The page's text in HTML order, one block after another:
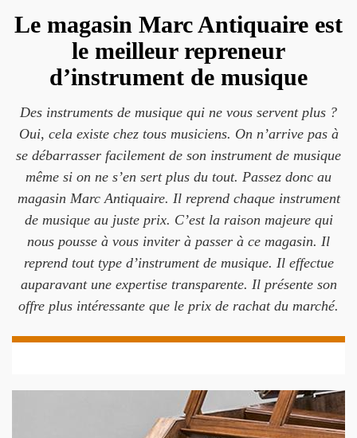
Le magasin Marc Antiquaire est
le meilleur repreneur
d’instrument de musique
Des instruments de musique qui ne vous servent plus ?
Oui, cela existe chez tous musiciens. On n’arrive pas à
se débarrasser facilement de son instrument de musique
même si on ne s’en sert plus du tout. Passez donc au
magasin Marc Antiquaire. Il reprend chaque instrument
de musique au juste prix. C’est la raison majeure qui
nous pousse à vous inviter à passer à ce magasin. Il
reprend tout type d’instrument de musique. Il effectue
auparavant une expertise transparente. Il présente son
offre plus intéressante que le prix de rachat du marché.